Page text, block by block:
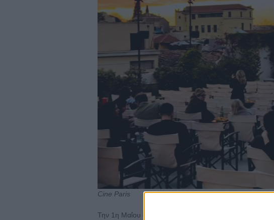
Cine Paris
Την 1η Μαΐου ανοίγει στη Θεσσαλονίκη ο